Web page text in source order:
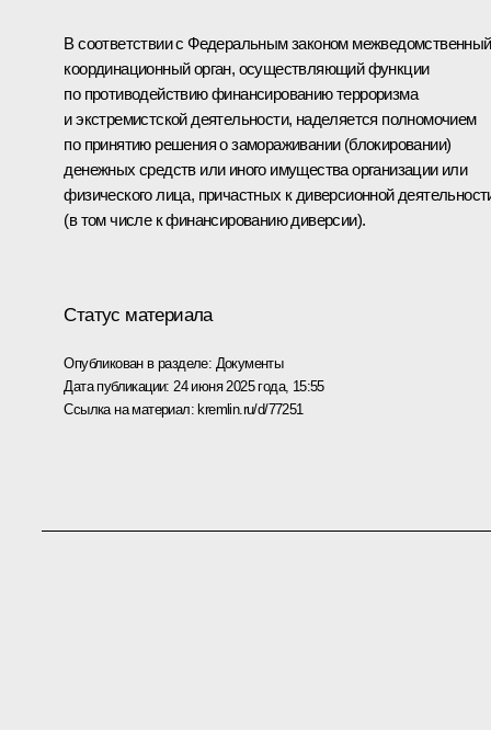
В соответствии с Федеральным законом межведомственный
координационный орган, осуществляющий функции
по противодействию финансированию терроризма
и экстремистской деятельности, наделяется полномочием
по принятию решения о замораживании (блокировании)
денежных средств или иного имущества организации или
физического лица, причастных к диверсионной
(в том числе к финансированию диверсии).
Статус материала
Опубликован в разделе: Документы
Дата публикации: 24 июня 2025 года, 15:55
Ссылка на материал: kremlin.ru/d/77251